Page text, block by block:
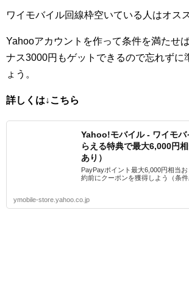
ワイモバイル回線枠空いている人はオス
Yahooアカウントを作って条件を満たせ
ナス3000円もゲットできるので忘れずに
ょう。
詳しくは↓こちら
Yahoo!モバイル - ワイモバ
らえる特典で最大6,000円
あり）
PayPayポイント最大6,000円相当
約前にクーポンを獲得しよう（条件
ymobile-store.yahoo.co.jp